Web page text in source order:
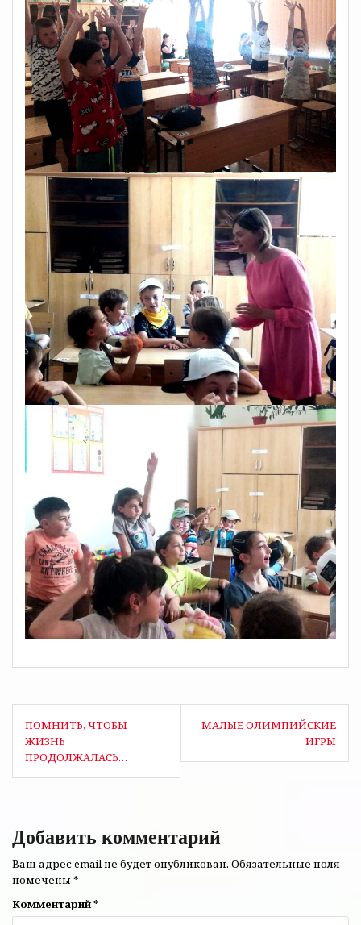
Навигация
по
записям
ПОМНИТЬ, ЧТОБЫ
ЖИЗНЬ
ПРОДОЛЖАЛАСЬ…
МАЛЫЕ ОЛИМПИЙСКИЕ
ИГРЫ
Добавить комментарий
Ваш адрес email не будет опубликован. Обязательные поля
помечены*
Комментарий*